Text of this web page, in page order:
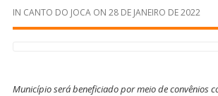
IN CANTO DO JOCA ON 28 DE JANEIRO DE 2022
Município será beneficiado por meio de convênios